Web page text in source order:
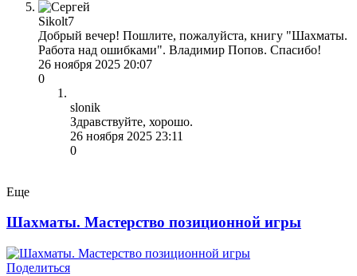
Sikolt7
Добрый вечер! Пошлите, пожалуйста, книгу "Шахматы.
Работа над ошибками". Владимир Попов. Спасибо!
26 ноября 2025 20:07
0
slonik
Здравствуйте, хорошо.
26 ноября 2025 23:11
0
Еще
Шахматы. Мастерство позиционной игры
Поделиться